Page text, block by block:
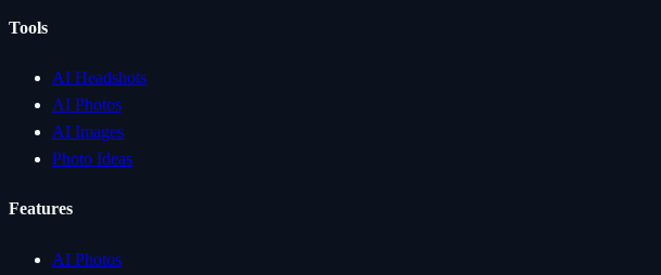
Tools
AI Headshots
AI Photos
AI Images
Photo Ideas
Features
AI Photos